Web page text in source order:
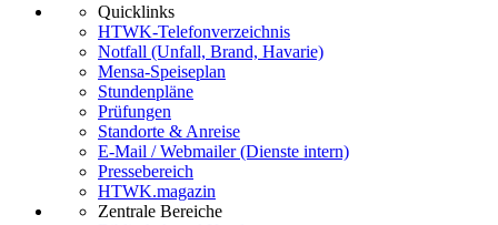
Quicklinks
HTWK-Telefonverzeichnis
Notfall (Unfall, Brand, Havarie)
Mensa-Speiseplan
Stundenpläne
Prüfungen
Standorte & Anreise
E-Mail / Webmailer (Dienste intern)
Pressebereich
HTWK.magazin
Zentrale Bereiche